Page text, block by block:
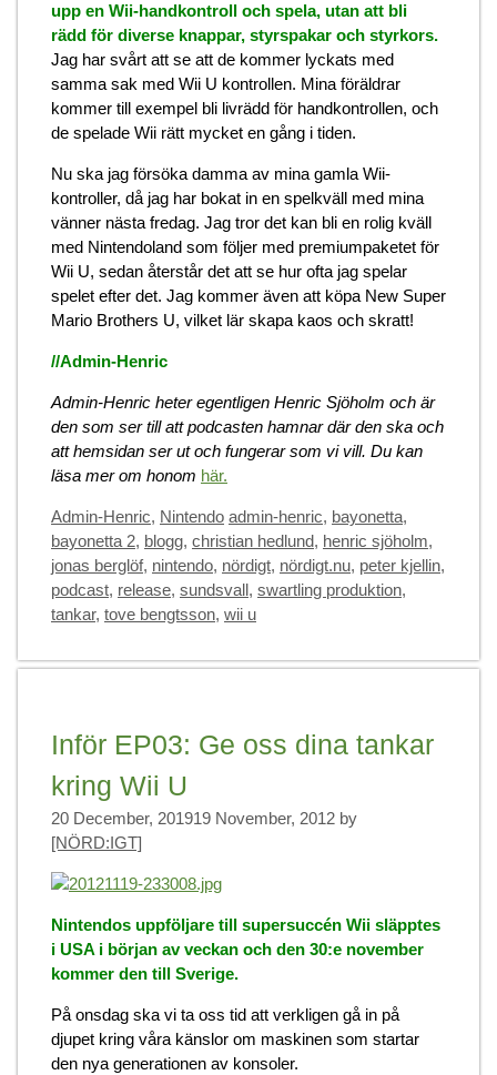
upp en Wii-handkontroll och spela, utan att bli
rädd för diverse knappar, styrspakar och styrkors.
Jag har svårt att se att de kommer lyckats med
samma sak med Wii U kontrollen. Mina föräldrar
kommer till exempel bli livrädd för handkontrollen, och
de spelade Wii rätt mycket en gång i tiden.
Nu ska jag försöka damma av mina gamla Wii-
kontroller, då jag har bokat in en spelkväll med mina
vänner nästa fredag. Jag tror det kan bli en rolig kväll
med Nintendoland som följer med premiumpaketet för
Wii U, sedan återstår det att se hur ofta jag spelar
spelet efter det. Jag kommer även att köpa New Super
Mario Brothers U, vilket lär skapa kaos och skratt!
//Admin-Henric
Admin-Henric heter egentligen Henric Sjöholm och är
den som ser till att podcasten hamnar där den ska och
att hemsidan ser ut och fungerar som vi vill. Du kan
läsa mer om honom här.
Categories
Admin-Henric, Nintendo Tags
admin-henric, bayonetta,
bayonetta 2, blogg, christian hedlund, henric sjöholm,
jonas berglöf, nintendo, nördigt, nördigt.nu, peter kjellin,
podcast, release, sundsvall, swartling produktion,
tankar, tove bengtsson, wii u
Inför EP03: Ge oss dina tankar
kring Wii U
20 December, 201919 November, 2012 by
[NÖRD:IGT]
Nintendos uppföljare till supersuccén Wii släpptes
i USA i början av veckan och den 30:e november
kommer den till Sverige.
På onsdag ska vi ta oss tid att verkligen gå in på
djupet kring våra känslor om maskinen som startar
den nya generationen av konsoler.